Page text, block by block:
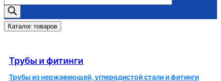
товаров
Каталог товаров
Трубы и фитинги
Трубы из нержавеющей, углеродистой стали и фитинги